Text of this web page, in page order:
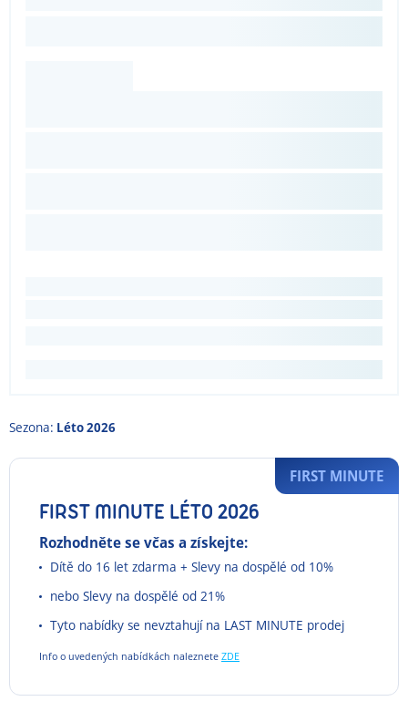
Sezona: Léto 2026
FIRST MINUTE LÉTO 2026
Rozhodněte se včas a získejte:
Dítě do 16 let zdarma + Slevy na dospělé od 10%
nebo Slevy na dospělé od 21%
Tyto nabídky se nevztahují na LAST MINUTE prodej
Info o uvedených nabídkách naleznete ZDE
FIRST MINUTE